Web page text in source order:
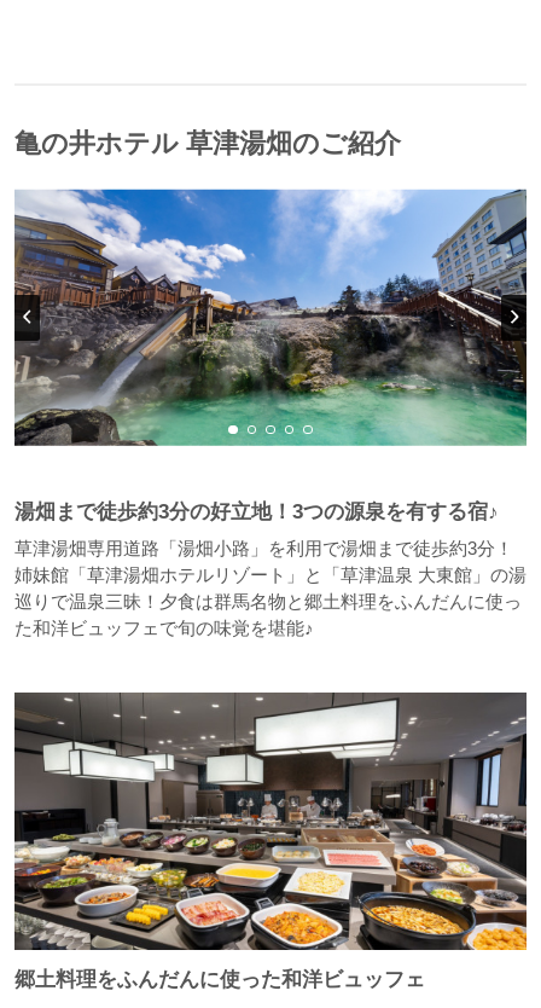
亀の井ホテル 草津湯畑のご紹介
湯畑まで徒歩約3分の好立地！3つの源泉を有する宿♪
草津湯畑専用道路「湯畑小路」を利用で湯畑まで徒歩約3分！
姉妹館「草津湯畑ホテルリゾート」と「草津温泉 大東館」の湯
巡りで温泉三昧！夕食は群馬名物と郷土料理をふんだんに使っ
た和洋ビュッフェで旬の味覚を堪能♪
郷土料理をふんだんに使った和洋ビュッフェ